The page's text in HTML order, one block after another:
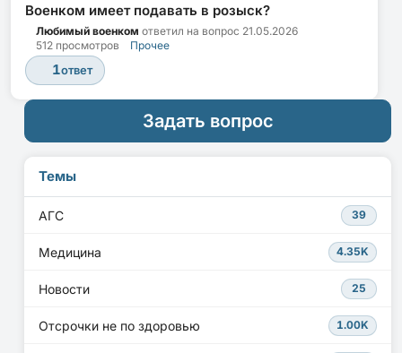
Военком имеет подавать в розыск?
Любимый военком ответил на вопрос 21.05.2026
512 просмотров
Прочее
1ответ
Задать вопрос
Темы
АГС 39
Медицина 4.35K
Новости 25
Отсрочки не по здоровью 1.00K